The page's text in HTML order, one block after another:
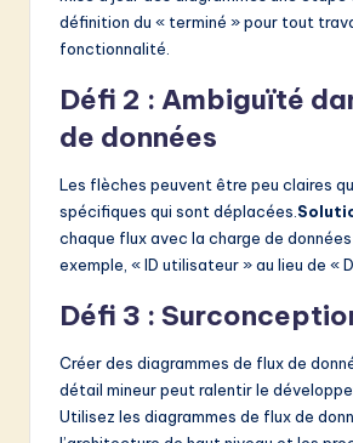
définition du « terminé » pour tout
fonctionnalité.
Défi 2 : Ambiguïté
de données
Les flèches peuvent être peu claires
spécifiques qui sont déplacées.
chaque flux avec la charge de
exemple, « ID utilisateur » au lieu de «
Défi 3 :
Créer des diagrammes de flux de
détail mineur peut ralentir le
Utilisez les diagrammes de flux de